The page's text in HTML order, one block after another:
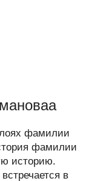
фамилии
фамилии
историю.
в